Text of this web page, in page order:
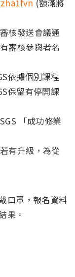
(額滿將
核發送會議通
審核參與者名
依據個別課程
保留有停開課
「成功修業
有升級，為從
口罩，報名資料
果。